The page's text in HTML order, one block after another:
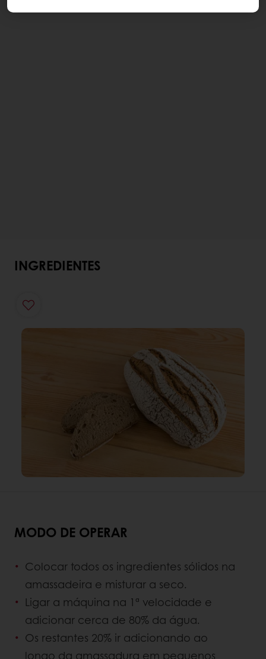
INGREDIENTES
MODO DE OPERAR
Colocar todos os ingredientes sólidos na
amassadeira e misturar a seco.
Ligar a máquina na 1ª velocidade e
adicionar cerca de 80% da água.
Os restantes 20% ir adicionando ao
longo da amassadura em pequenos